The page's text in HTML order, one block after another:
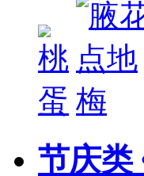
节庆类